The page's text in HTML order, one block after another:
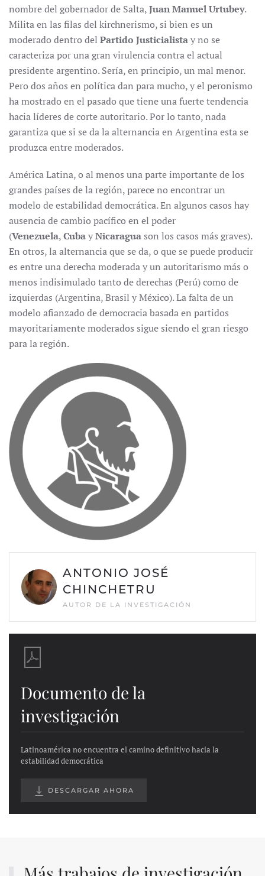
nombre del gobernador de Salta,Juan Manuel Urtubey.
Milita en las filas del kirchnerismo, si bien es un
moderado dentro del Partido Justicialistay no se
caracteriza por una gran virulencia contra el actual
presidente argentino. Sería, en principio, un mal menor.
Pero dos años en política dan para mucho, y el peronismo
ha mostrado en el pasado que tiene una fuerte tendencia
hacia líderes de corte autoritario. Por lo tanto, nada
garantiza que si se da la alternancia en Argentina esta se
produzca entre moderados.
América Latina, o al menos una parte importante de los
grandes países de la región, parece no encontrar un
modelo de estabilidad democrática. En algunos casos hay
ausencia de cambio pacífico en el poder
(Venezuela,CubayNicaragua son los casos más graves).
En otros, la alternancia que se da, o que se puede producir
es entre una derecha moderada y un autoritarismo más o
menos indisimulado tanto de derechas (Perú) como de
izquierdas (Argentina, Brasil y México). La falta de un
modelo afianzado de democracia basada en partidos
mayoritariamente moderados sigue siendo el gran riesgo
para la región.
ANTONIO JOSÉ
CHINCHETRU
AUTOR DE LA INVESTIGACIÓN
Documento de la
investigación
Latinoamérica no encuentra el camino definitivo hacia la
estabilidad democrática
DESCARGAR AHORA